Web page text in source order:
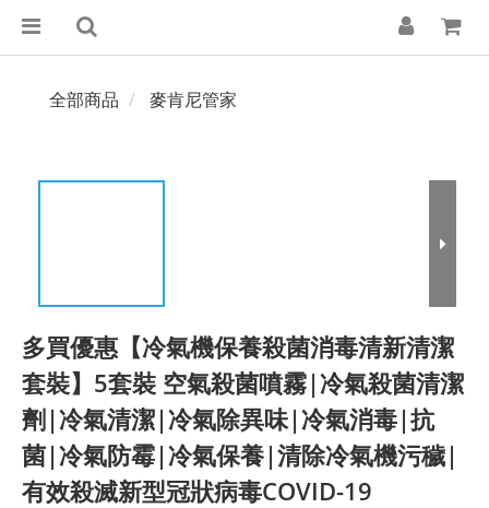
全部商品 麥肯尼管家
多買優惠【冷氣機保養殺菌消毒清新清潔
套裝】5套裝 空氣殺菌噴霧|冷氣殺菌清潔
劑|冷氣清潔|冷氣除異味|冷氣消毒|抗
菌|冷氣防霉|冷氣保養|清除冷氣機污穢|
有效殺滅新型冠狀病毒COVID-19